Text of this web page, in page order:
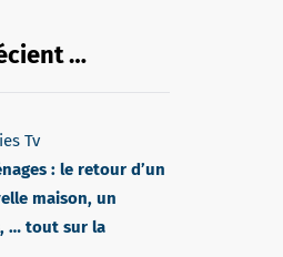
…
Tv
: le retour d’un
maison, un
… tout sur la